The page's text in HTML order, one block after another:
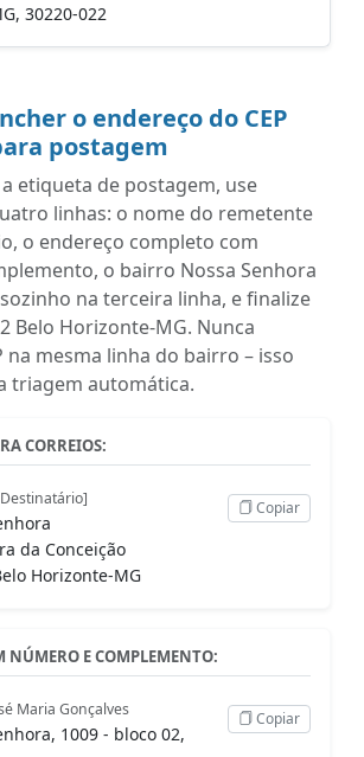
30220-022
o endereço do CEP
postagem
etiqueta de postagem, use
linhas: o nome do remetente
o endereço completo com
o bairro Nossa Senhora
na terceira linha, e finalize
Belo Horizonte-MG. Nunca
na mesma linha do bairro – isso
triagem automática.
CORREIOS:
da Conceição
Horizonte-MG
Copiar
NÚMERO E COMPLEMENTO:
Maria Gonçalves
1009 - bloco 02,
Copiar